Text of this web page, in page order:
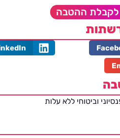
לקבלת ההטבה
וביטוחי ללא עלות